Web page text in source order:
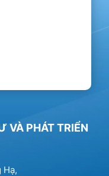
VÀ PHÁT TRIỂN
Hạ,